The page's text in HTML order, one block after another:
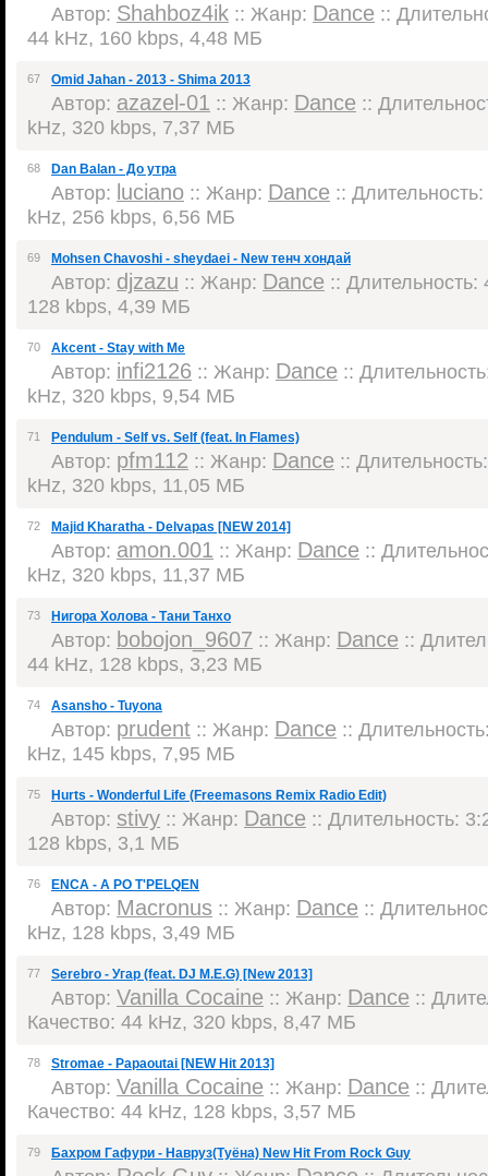
Автор: Shahboz4ik :: Жанр: Dance ::
44 kHz, 160 kbps, 4,48 МБ
67 Omid Jahan - 2013 - Shima 2013
Автор: azazel-01 :: Жанр: Dance ::
kHz, 320 kbps, 7,37 МБ
68 Dan Balan - До утра
Автор: luciano :: Жанр: Dance ::
kHz, 256 kbps, 6,56 МБ
69 Mohsen Chavoshi - sheydaei - New тенч хондай
Автор: djzazu :: Жанр: Dance :: Длительность:
128 kbps, 4,39 МБ
70 Akcent - Stay with Me
Автор: infi2126 :: Жанр: Dance ::
kHz, 320 kbps, 9,54 МБ
71 Pendulum - Self vs. Self (feat. In Flames)
Автор: pfm112 :: Жанр: Dance ::
kHz, 320 kbps, 11,05 МБ
72 Majid Kharatha - Delvapas [NEW 2014]
Автор: amon.001 :: Жанр: Dance ::
kHz, 320 kbps, 11,37 МБ
73 Нигора Холова - Тани Танхо
Автор: bobojon_9607 :: Жанр: Dance ::
44 kHz, 128 kbps, 3,23 МБ
74 Asansho - Tuyona
Автор: prudent :: Жанр: Dance ::
kHz, 145 kbps, 7,95 МБ
75 Hurts - Wonderful Life (Freemasons Remix Radio Edit)
Автор: stivy :: Жанр: Dance :: Длительность:
128 kbps, 3,1 МБ
76 ENCA - A PO T'PELQEN
Автор: Macronus :: Жанр: Dance ::
kHz, 128 kbps, 3,49 МБ
77 Serebro - Угар (feat. DJ M.E.G) [New 2013]
Автор: Vanilla Cocaine :: Жанр: Dance ::
Качество: 44 kHz, 320 kbps, 8,47 МБ
78 Stromae - Papaoutai [NEW Hit 2013]
Автор: Vanilla Cocaine :: Жанр: Dance ::
Качество: 44 kHz, 128 kbps, 3,57 МБ
79 Бахром Гафури - Навруз(Туёна) New Hit From Rock Guy